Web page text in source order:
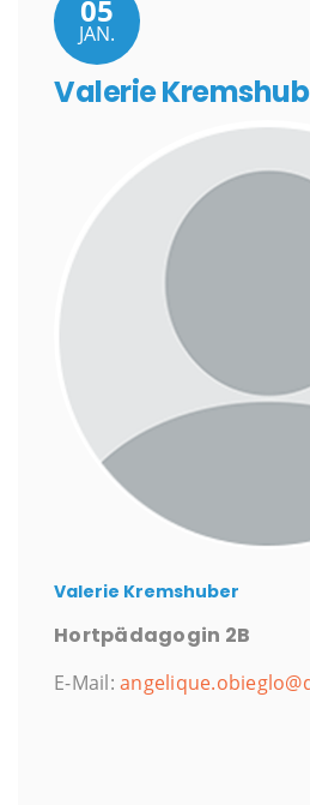
05
JAN.
Valerie
Valerie Kremshuber
Hortpädagogin 2B
E-Mail: